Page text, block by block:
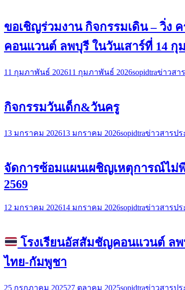
ขอเชิญร่วมงาน กิจกรรมเดิน – วิ่ง ค
คอนแวนต์ ลพบุรี ในวันเสาร์ที่ 14 กุ
11 กุมภาพันธ์ 202611 กุมภาพันธ์ 2026sopidtraข่าวสา
กิจกรรมวันเด็ก&วันครู
13 มกราคม 202613 มกราคม 2026sopidtraข่าวสารป
จัดการซ้อมแผนเผชิญเหตุการณ์ไม่
2569
12 มกราคม 202614 มกราคม 2026sopidtraข่าวสารป
โรงเรียนอัสสัมชัญคอนแวนต์ ล
ไทย-กัมพูชา
25 กรกฎาคม 202527 ตุลาคม 2025sopidtraข่าวสารป